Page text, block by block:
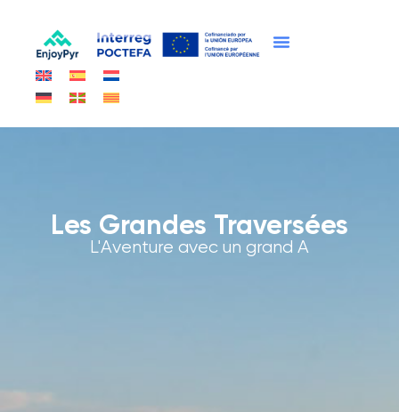
Les Grandes Traversées
L'Aventure avec un grand A